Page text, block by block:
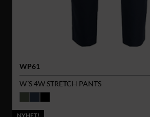
WP61
W´S 4W STRETCH PANTS
NYHET!